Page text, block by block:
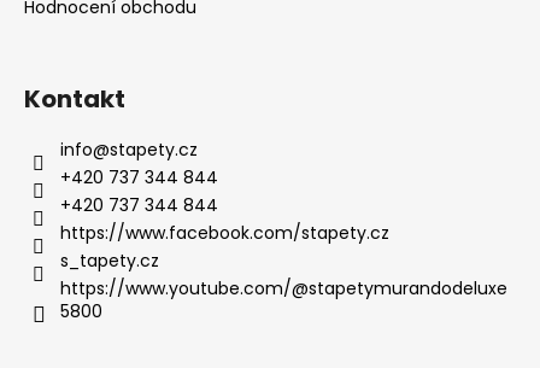
Hodnocení obchodu
Kontakt
info@stapety.cz
+420 737 344 844
+420 737 344 844
https://www.facebook.com/stapety.cz
s_tapety.cz
https://www.youtube.com/@stapetymurandodeluxe
5800